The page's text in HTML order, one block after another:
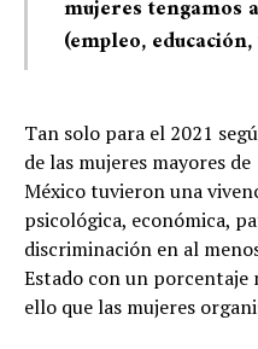
mujeres tengamos
(empleo,
Tan solo para el 2021
de las mujeres mayores
México tuvieron una
psicológica, económica,
discriminación en al
Estado con un porcentaje
ello que las mujeres